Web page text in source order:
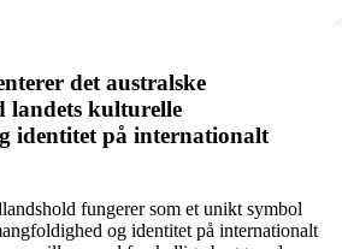
det australske
landets kulturelle
identitet på internationalt
fungerer som et unikt symbol
og identitet på internationalt